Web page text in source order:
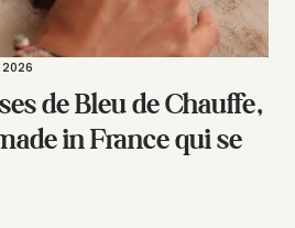
de Bleu de Chauffe,
in France qui se